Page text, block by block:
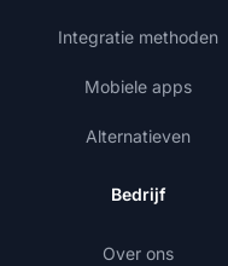
Integratie methoden
Mobiele apps
Alternatieven
Bedrijf
Over ons